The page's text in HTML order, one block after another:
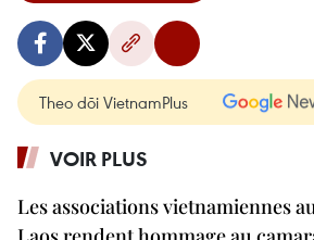
Theo dõi VietnamPlus
VOIR PLUS
Les associations vietnamiennes au